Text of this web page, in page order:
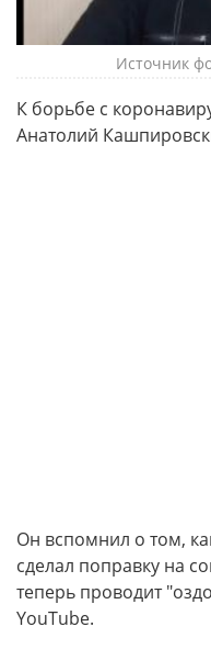
Источник
К борьбе с
Анатолий
Он вспомнил о том,
сделал поправку на
теперь проводит
YouTube.